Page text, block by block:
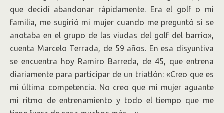
que decidí abandonar rápidamente. Era el golf o mi
familia, me sugirió mi mujer cuando me preguntó si se
anotaba en el grupo de las viudas del golf del barrio»,
cuenta Marcelo Terrada, de 59 años. En esa disyuntiva
se encuentra hoy Ramiro Barreda, de 45, que entrena
diariamente para participar de un triatlón: «Creo que es
mi última competencia. No creo que mi mujer aguante
mi ritmo de entrenamiento y todo el tiempo que me